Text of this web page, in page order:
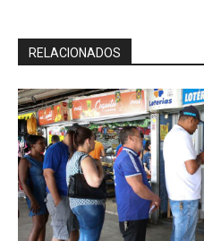
RELACIONADOS